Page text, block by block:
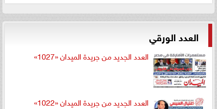
العدد الورقي
العدد الجديد من جريدة الميدان «1027»
العدد الجديد من جريدة الميدان «1022»